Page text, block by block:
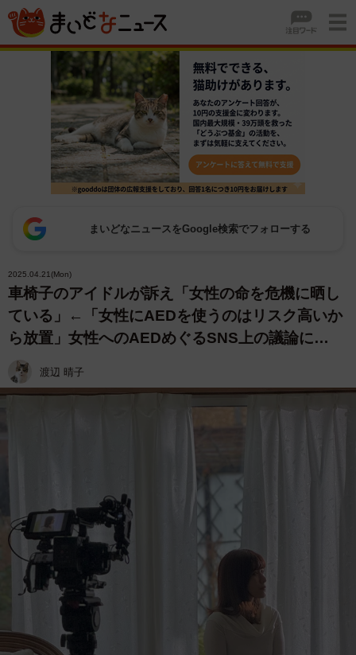
まいどなニュースをGoogle検索でフォローする
2025.04.21(Mon)
車椅子のアイドルが訴え「女性の命を危機に晒し
ている」←「女性にAEDを使うのはリスク高いか
ら放置」女性へのAEDめぐるSNS上の議論に…
渡辺 晴子